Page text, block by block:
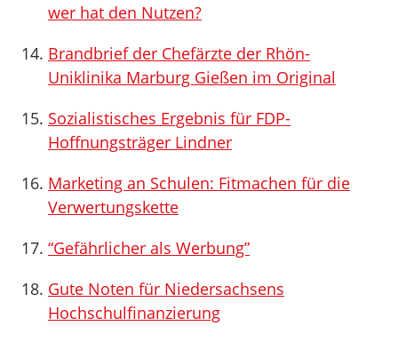
wer hat den Nutzen?
Brandbrief der Chefärzte der Rhön-
Uniklinika Marburg Gießen im Original
Sozialistisches Ergebnis für FDP-
Hoffnungsträger Lindner
Marketing an Schulen: Fitmachen für die
Verwertungskette
“Gefährlicher als Werbung”
Gute Noten für Niedersachsens
Hochschulfinanzierung